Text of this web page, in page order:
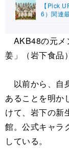
【Pick
6）関連
AKB48の元メ
姜」（岩下食品
以前から、自
あることを明か
けて、岩下の新
館。公式キャラ
している。